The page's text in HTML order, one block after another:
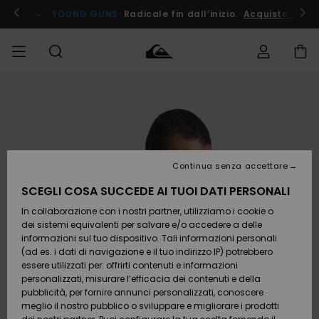
informazioni
prodotto
! YOUNG GUNS Radicale fin dall’inizio. Acquista Ora
Accessori
Calzature
e
infradito
Surf /
Acqua
Accessori
Calzature
e
infradito
Surf /
Acqua
Nuovi
Da
Scoprire
Snow
SURF
Highlights
Comunità
SNOW
Shop
Snow
Shop
Donna
OUTLET
Outlet
Donna
Spedizione
Pagamento
Buono regalo
Quiksilver
Freedom
SCEGLI COSA SUCCEDE AI TUOI DATI PERSONALI
In collaborazione con i nostri partner, utilizziamo i cookie o
dei sistemi equivalenti per salvare e/o accedere a delle
informazioni sul tuo dispositivo. Tali informazioni personali
(ad es. i dati di navigazione e il tuo indirizzo IP) potrebbero
essere utilizzati per: offrirti contenuti e informazioni
personalizzati, misurare l’efficacia dei contenuti e della
pubblicità, per fornire annunci personalizzati, conoscere
meglio il nostro pubblico o sviluppare e migliorare i prodotti
Continua senza accettare